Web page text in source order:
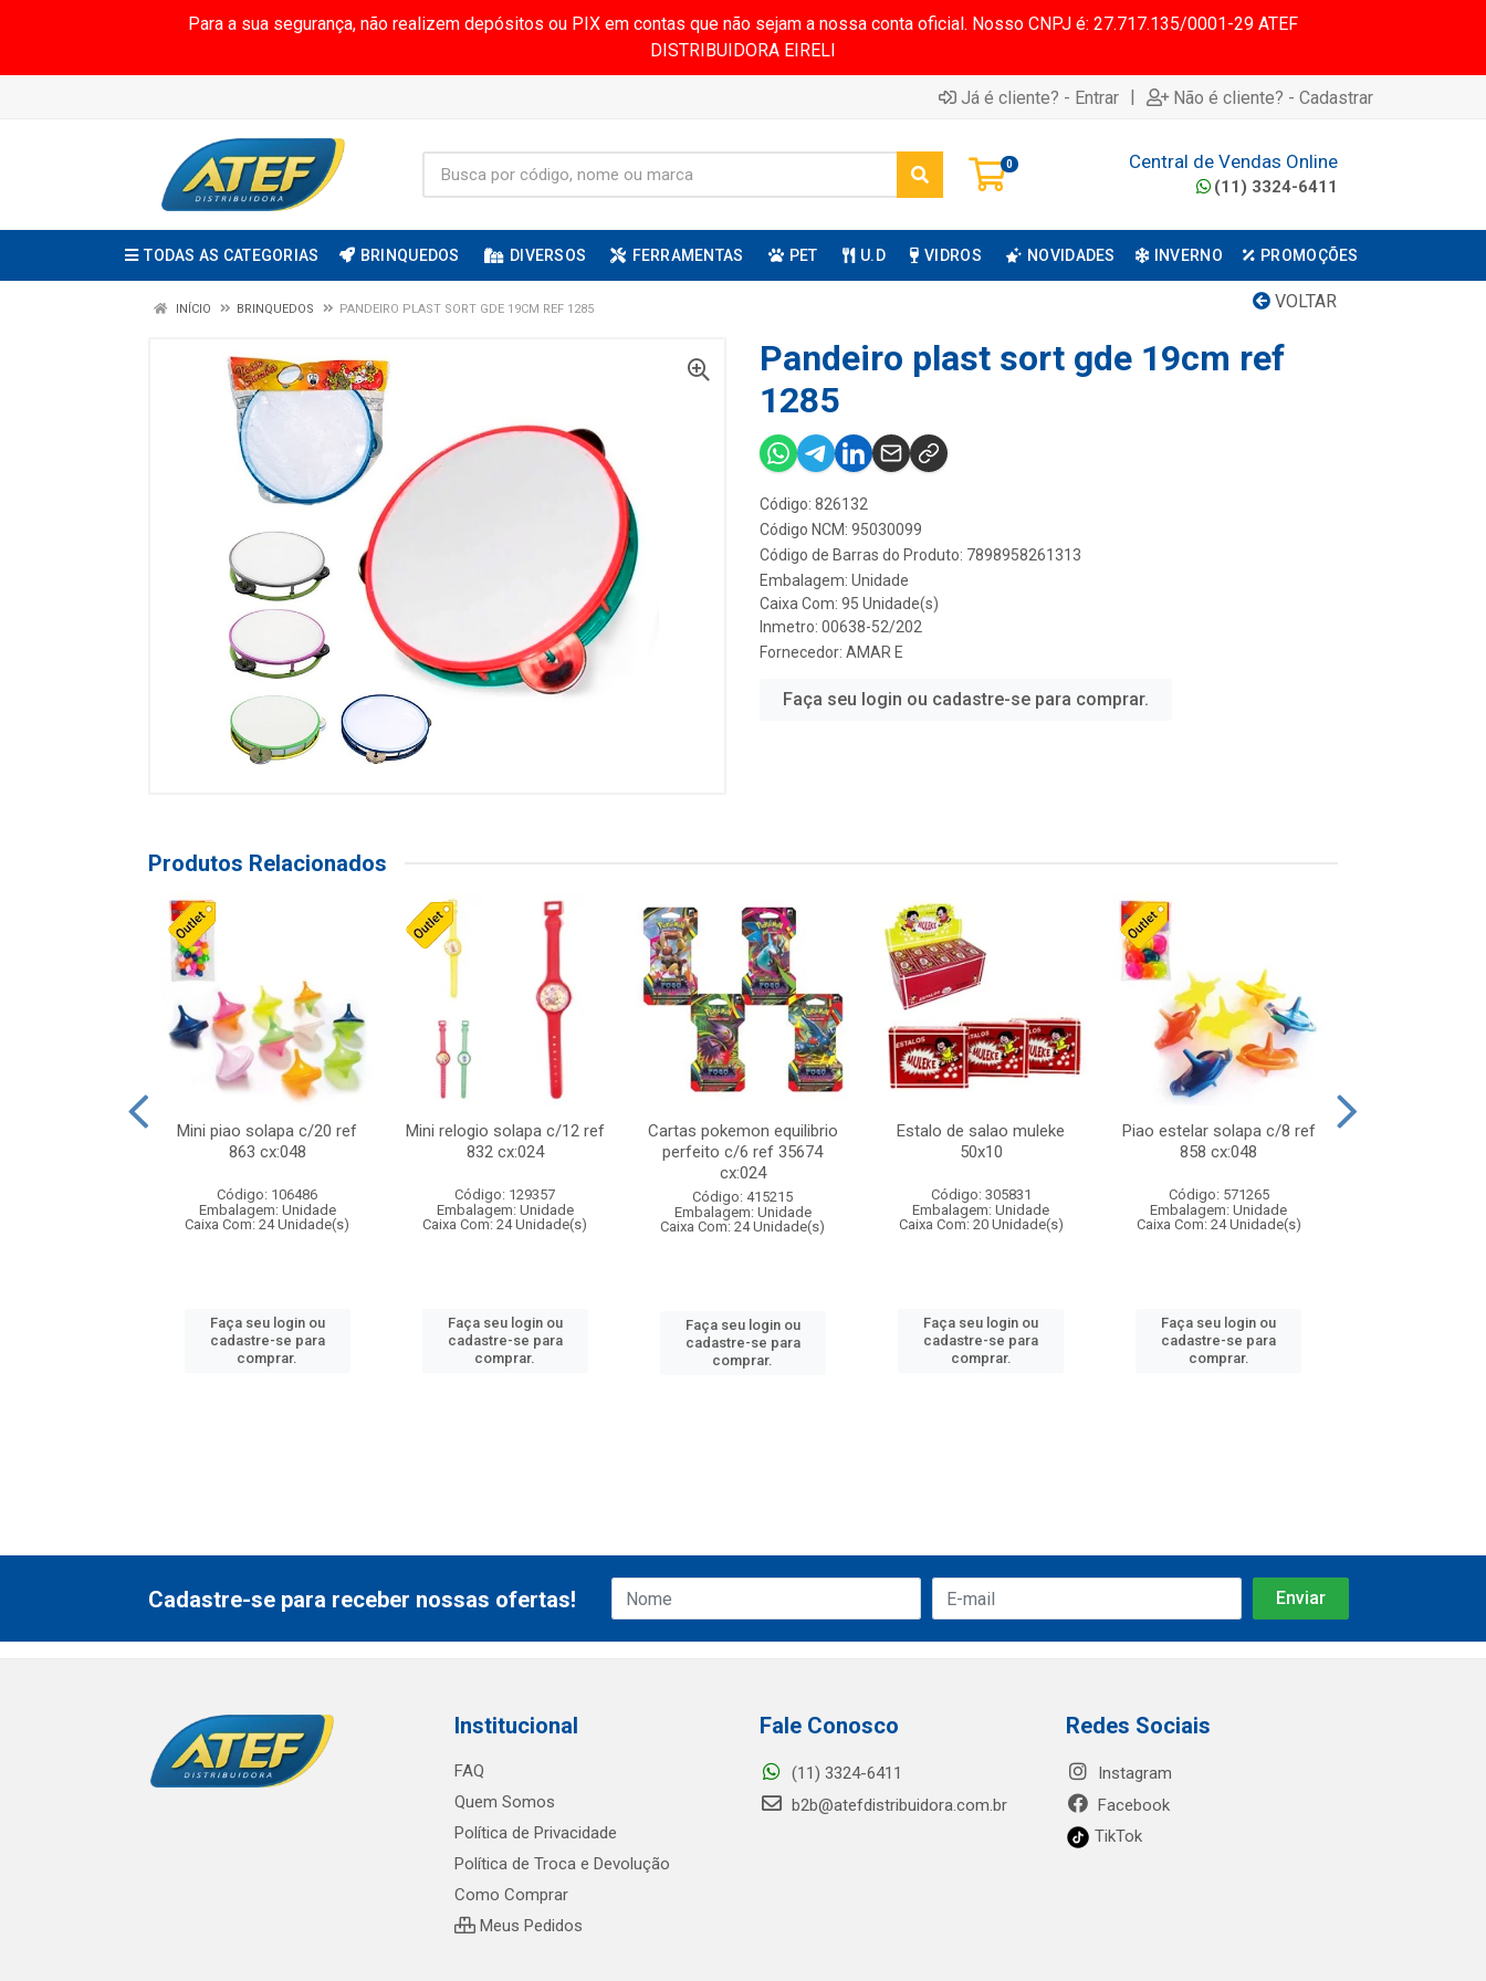
Para a sua segurança, não realizem depósitos ou PIX em contas que não sejam a nossa conta oficial. Nosso CNPJ é: 27.717.135/0001-29 ATEF
DISTRIBUIDORA EIRELI
Já é cliente? - Entrar | Não é cliente? - Cadastrar
0 Central de Vendas Online
(11) 3324-6411
TODAS AS CATEGORIAS BRINQUEDOS DIVERSOS FERRAMENTAS PET U.D VIDROS NOVIDADES INVERNO PROMOÇÕES
VOLTAR
INÍCIO BRINQUEDOS PANDEIRO PLAST SORT GDE 19CM REF 1285
Pandeiro plast sort gde 19cm ref
1285
Código: 826132
Código NCM: 95030099
Código de Barras do Produto: 7898958261313
Embalagem: Unidade
Caixa Com: 95 Unidade(s)
Inmetro: 00638-52/202
Fornecedor: AMAR E
Faça seu login ou cadastre-se para comprar.
Produtos Relacionados
Mini piao solapa c/20 ref
863 cx:048
Código: 106486
Embalagem: Unidade
Caixa Com: 24 Unidade(s)
Faça seu login ou
cadastre-se para
comprar.
Mini relogio solapa c/12 ref
832 cx:024
Código: 129357
Embalagem: Unidade
Caixa Com: 24 Unidade(s)
Faça seu login ou
cadastre-se para
comprar.
Cartas pokemon equilibrio
perfeito c/6 ref 35674
cx:024
Código: 415215
Embalagem: Unidade
Caixa Com: 24 Unidade(s)
Faça seu login ou
cadastre-se para
comprar.
Estalo de salao muleke
50x10
Código: 305831
Embalagem: Unidade
Caixa Com: 20 Unidade(s)
Faça seu login ou
cadastre-se para
comprar.
Piao estelar solapa c/8 ref
858 cx:048
Código: 571265
Embalagem: Unidade
Caixa Com: 24 Unidade(s)
Faça seu login ou
cadastre-se para
comprar.
Cadastre-se para receber nossas ofertas!
Institucional
FAQ
Quem Somos
Política de Privacidade
Política de Troca e Devolução
Como Comprar
Meus Pedidos
Fale Conosco
(11) 3324-6411
b2b@atefdistribuidora.com.br
Redes Sociais
Instagram
Facebook
TikTok